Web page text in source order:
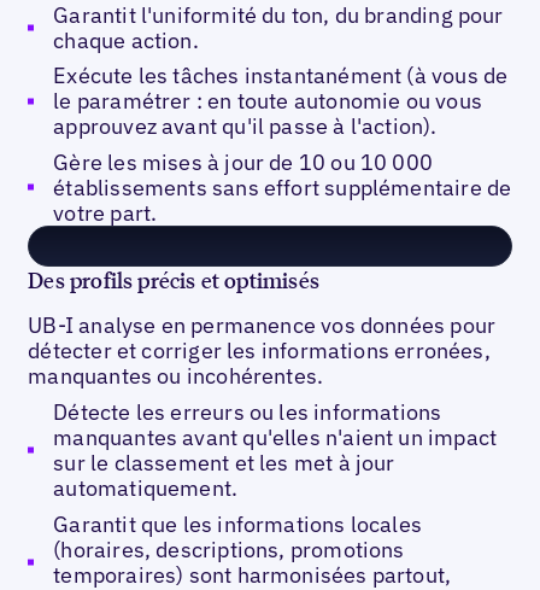
Garantit l'uniformité du ton, du branding pour
chaque action.
Exécute les tâches instantanément (à vous de
le paramétrer : en toute autonomie ou vous
approuvez avant qu'il passe à l'action).
Gère les mises à jour de 10 ou 10 000
établissements sans effort supplémentaire de
votre part.
Des profils précis et optimisés
UB-I analyse en permanence vos données pour
détecter et corriger les informations erronées,
manquantes ou incohérentes.
Détecte les erreurs ou les informations
manquantes avant qu'elles n'aient un impact
sur le classement et les met à jour
automatiquement.
Garantit que les informations locales
(horaires, descriptions, promotions
temporaires) sont harmonisées partout,